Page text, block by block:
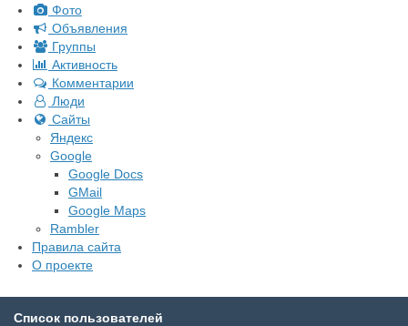
Фото
Объявления
Группы
Активность
Комментарии
Люди
Сайты
Яндекс
Google
Google Docs
GMail
Google Maps
Rambler
Правила сайта
О проекте
Список пользователей